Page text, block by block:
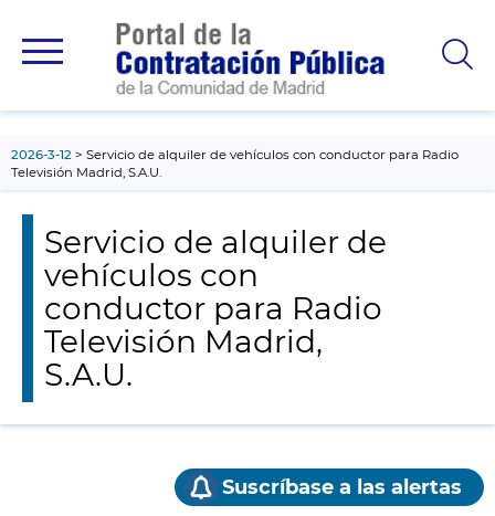
principal
2026-3-12
Servicio de alquiler de vehículos con conductor para Radio
Televisión Madrid, S.A.U.
Servicio de alquiler de
vehículos con
conductor para Radio
Televisión Madrid,
S.A.U.
Suscríbase a las alertas